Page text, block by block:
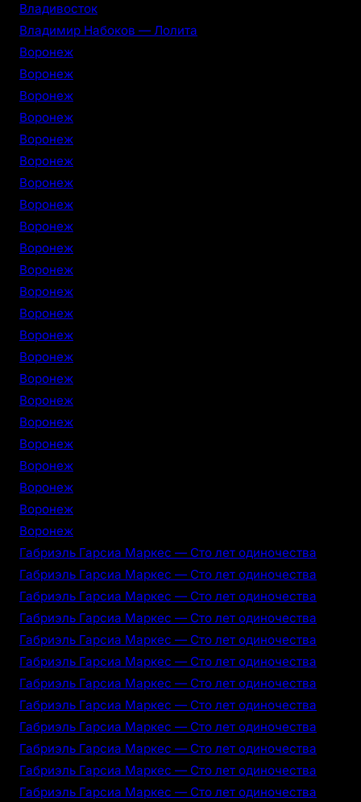
Владивосток
Владимир Набоков — Лолита
Воронеж
Воронеж
Воронеж
Воронеж
Воронеж
Воронеж
Воронеж
Воронеж
Воронеж
Воронеж
Воронеж
Воронеж
Воронеж
Воронеж
Воронеж
Воронеж
Воронеж
Воронеж
Воронеж
Воронеж
Воронеж
Воронеж
Воронеж
Габриэль Гарсиа Маркес — Сто лет одиночества
Габриэль Гарсиа Маркес — Сто лет одиночества
Габриэль Гарсиа Маркес — Сто лет одиночества
Габриэль Гарсиа Маркес — Сто лет одиночества
Габриэль Гарсиа Маркес — Сто лет одиночества
Габриэль Гарсиа Маркес — Сто лет одиночества
Габриэль Гарсиа Маркес — Сто лет одиночества
Габриэль Гарсиа Маркес — Сто лет одиночества
Габриэль Гарсиа Маркес — Сто лет одиночества
Габриэль Гарсиа Маркес — Сто лет одиночества
Габриэль Гарсиа Маркес — Сто лет одиночества
Габриэль Гарсиа Маркес — Сто лет одиночества